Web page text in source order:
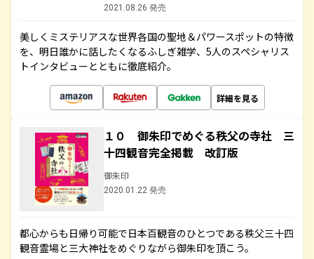
2021.08.26 発売
美しくミステリアスな世界各国の聖地＆パワースポットの特徴
を、明日誰かに話したくなるふしぎ雑学、5人のスペシャリス
トインタビューとともに徹底紹介。
詳細を見る
１０ 御朱印でめぐる秩父の寺社 三
十四観音完全掲載 改訂版
御朱印
2020.01.22 発売
都心からも日帰り可能で日本百観音のひとつである秩父三十四
観音霊場と三大神社をめぐりながら御朱印を頂こう。